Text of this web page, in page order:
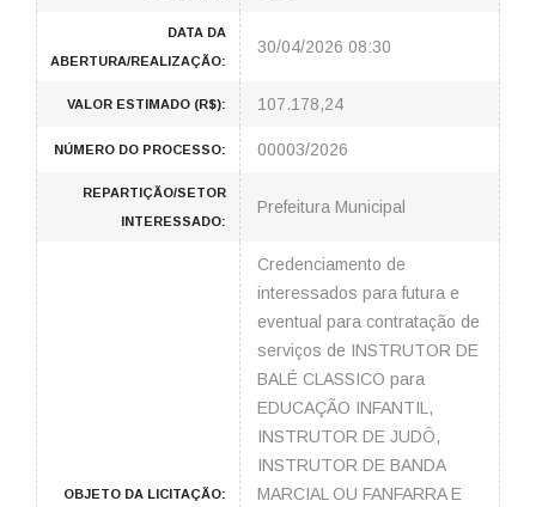
DATA DA
ABERTURA/REALIZAÇÃO:
30/04/2026 08:30
VALOR ESTIMADO (R$): 107.178,24
NÚMERO DO PROCESSO: 00003/2026
REPARTIÇÃO/SETOR
INTERESSADO:
Prefeitura Municipal
OBJETO DA LICITAÇÃO:
Credenciamento de
interessados para futura e
eventual para contratação de
serviços de INSTRUTOR DE
BALÉ CLASSICO para
EDUCAÇÃO INFANTIL,
INSTRUTOR DE JUDÔ,
INSTRUTOR DE BANDA
MARCIAL OU FANFARRA E